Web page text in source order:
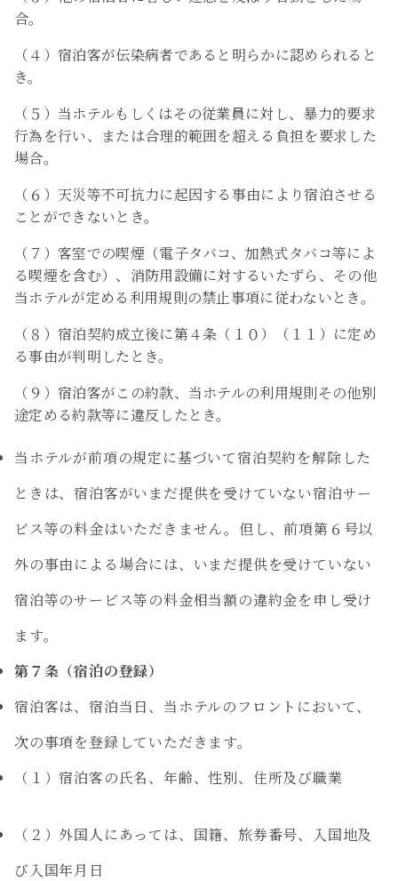
合。
（４）宿泊客が伝染病者であると明らかに認められると
き。
（５）当ホテルもしくはその従業員に対し、暴力的要求
行為を行い、または合理的範囲を超える負担を要求した
場合。
（６）天災等不可抗力に起因する事由により宿泊させる
ことができないとき。
（７）客室での喫煙（電子タバコ、加熱式タバコ等によ
る喫煙を含む）、消防用設備に対するいたずら、その他
当ホテルが定める利用規則の禁止事項に従わないとき。
（８）宿泊契約成立後に第４条（１０）（１１）に定め
る事由が判明したとき。
（９）宿泊客がこの約款、当ホテルの利用規則その他別
途定める約款等に違反したとき。
当ホテルが前項の規定に基づいて宿泊契約を解除した
ときは、宿泊客がいまだ提供を受けていない宿泊サー
ビス等の料金はいただきません。但し、前項第６号以
外の事由による場合には、いまだ提供を受けていない
宿泊等のサービス等の料金相当額の違約金を申し受け
ます。
第７条（宿泊の登録）
宿泊客は、宿泊当日、当ホテルのフロントにおいて、
次の事項を登録していただきます。
（１）宿泊客の氏名、年齢、性別、住所及び職業
（２）外国人にあっては、国籍、旅券番号、入国地及
び入国年月日